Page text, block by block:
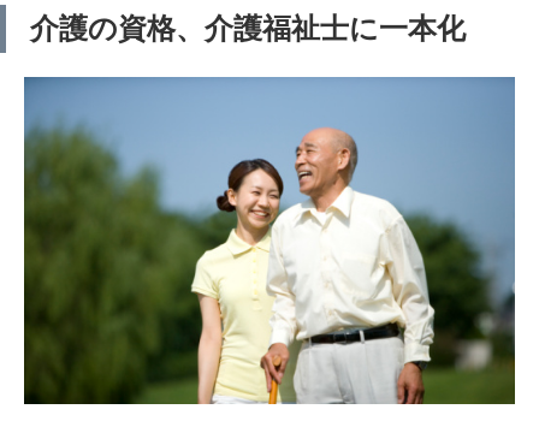
介護の資格、介護福祉士に一本化